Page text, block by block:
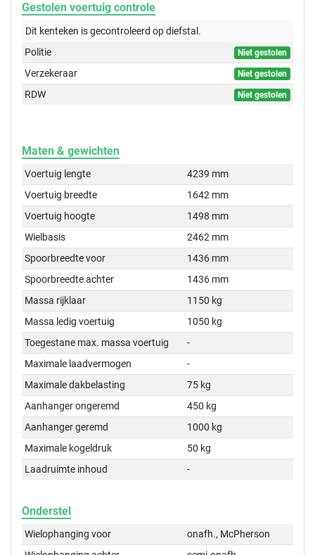
Gestolen voertuig controle
Dit kenteken is gecontroleerd opdiefstal.
Politie
Niet gestolen
Verzekeraar Niet gestolen
RDW Niet gestolen
Maten & gewichten
Voertuig lengte
4239 mm
Voertuig breedte
1642 mm
Voertuig hoogte
1498 mm
Wielbasis
2462 mm
Spoorbreedte voor
1436 mm
Spoorbreedte achter
1436 mm
Massa rijklaar
1150 kg
Massa ledig voertuig
1050 kg
Toegestane max. massa voertuig
-
Maximale laadvermogen
-
Maximale dakbelasting
75 kg
Aanhanger ongeremd
450 kg
Aanhanger geremd
1000 kg
Maximale kogeldruk
50 kg
Laadruimte inhoud
-
Onderstel
Wielophanging voor
onafh., McPherson